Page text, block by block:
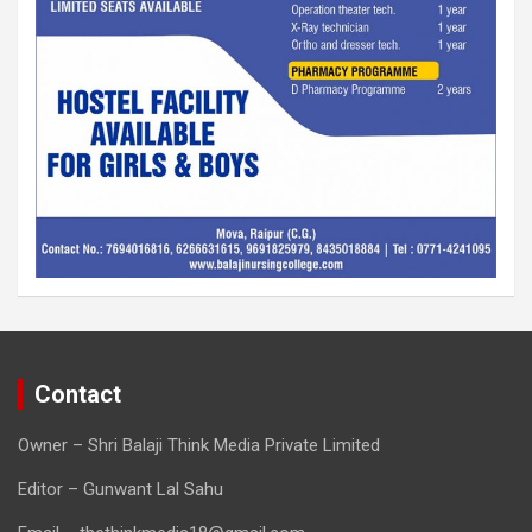
Contact
Owner – Shri Balaji Think Media Private Limited
Editor – Gunwant Lal Sahu